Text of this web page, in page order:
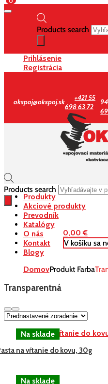
Products search
Prihlásenie
Registrácia
okspoj@okspoj.sk
+421 55
698 63 72
Products search
0,00€
V košíku sa
Produkty
Akciové produkty
Prevodník
Katalógy
O nás
Kontakt
Blogy
DomovProdukt Farba
Transparentná
na vŕtanie do kovu, 30g